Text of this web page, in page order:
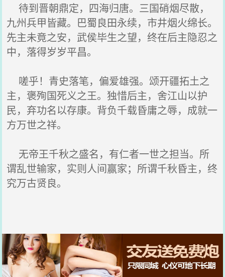
待到晋朝鼎定，四海归唐。三国硝烟尽散，
九州兵甲皆藏。巴蜀良田永续，市井烟火绵长。
先主未竟之安，武侯毕生之望，终在后主隐忍之
中，落得岁岁平昌。
嗟乎！青史落笔，偏爱雄强。颂开疆拓土之
主，褒殉国死义之王。独惜后主，舍江山以护
民，弃功名以存康。背负千载昏庸之辱，成就一
方万世之祥。
无帝王千秋之盛名，有仁者一世之担当。所
谓乱世输家，实则人间赢家；所谓千秋昏主，终
究万古贤良。